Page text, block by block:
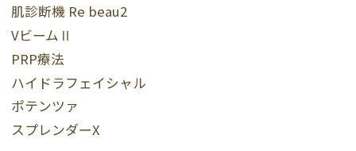
肌診断機 Re beau2
VビームⅡ
PRP療法
ハイドラフェイシャル
ポテンツァ
スプレンダーX